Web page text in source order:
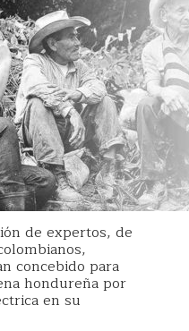
de expertos, de
concebido para
hondureña por
en su